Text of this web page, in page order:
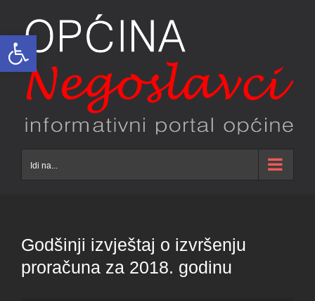
Open toolbar
content
Idi na...
Godšinji izvještaj o izvršenju
proračuna za 2018. godinu